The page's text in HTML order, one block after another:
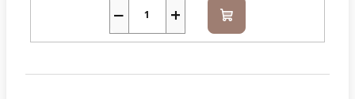
+
− Do
košíku